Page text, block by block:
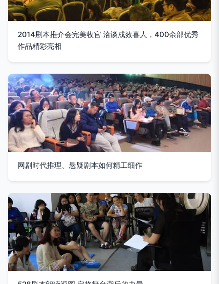
2014剧本推介会完美收官 洽谈成效喜人，400余部优秀
作品精彩亮相
网剧时代推理、悬疑剧本如何精工细作